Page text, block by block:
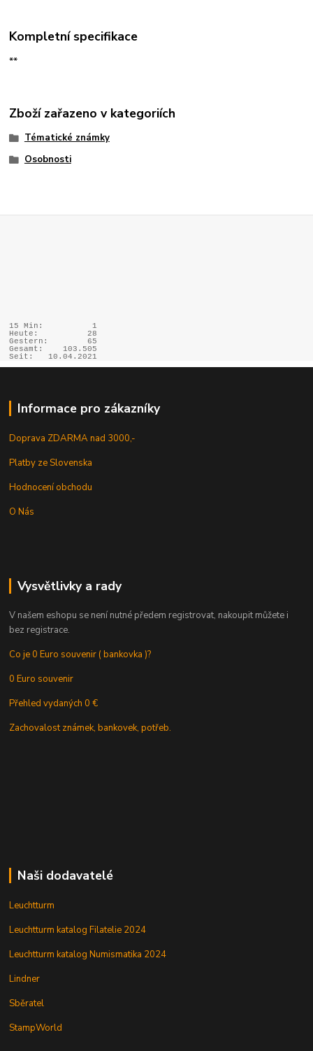
Kompletní specifikace
**
Zboží zařazeno v kategoriích
Tématické známky
Osobnosti
15 Min:
1
Heute:
28
Gestern:
65
Gesamt:
103.505
Seit:
10.04.2021
Informace pro zákazníky
Doprava ZDARMA nad 3000,-
Platby ze Slovenska
Hodnocení obchodu
O Nás
Vysvětlivky a rady
V našem eshopu se není nutné předem registrovat, nakoupit můžete i
bez registrace.
Co je 0 Euro souvenir ( bankovka )?
0 Euro souvenir
Přehled vydaných 0 €
Zachovalost známek, bankovek, potřeb.
Naši dodavatelé
Leuchtturm
Leuchtturm katalog Filatelie 2024
Leuchtturm katalog Numismatika 2024
Lindner
Sběratel
StampWorld